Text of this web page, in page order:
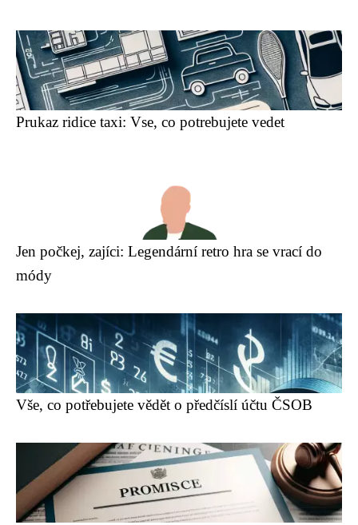
Prukaz ridice taxi: Vse, co potrebujete vedet
Jen počkej, zajíci: Legendární retro hra se vrací do
módy
Vše, co potřebujete vědět o předčíslí účtu ČSOB